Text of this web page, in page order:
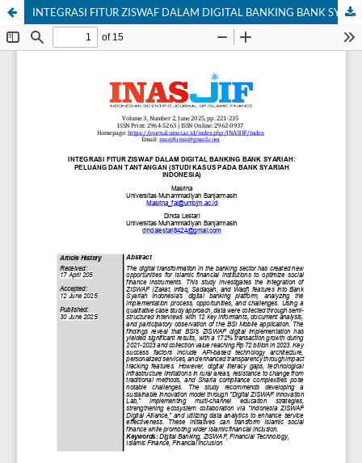
INTEGRASI FITUR ZISWAF DALAM DIGITAL BANKING BANK SYARIAH: PELUANG DAN TANTANGAN (STUDI KASUS PADA BANK SYARIAH INDONESIA)